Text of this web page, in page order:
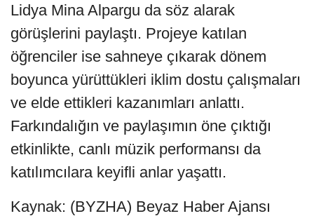
Lidya Mina Alpargu da söz alarak
görüşlerini paylaştı. Projeye katılan
öğrenciler ise sahneye çıkarak dönem
boyunca yürüttükleri iklim dostu çalışmaları
ve elde ettikleri kazanımları anlattı.
Farkındalığın ve paylaşımın öne çıktığı
etkinlikte, canlı müzik performansı da
katılımcılara keyifli anlar yaşattı.
Kaynak: (BYZHA) Beyaz Haber Ajansı